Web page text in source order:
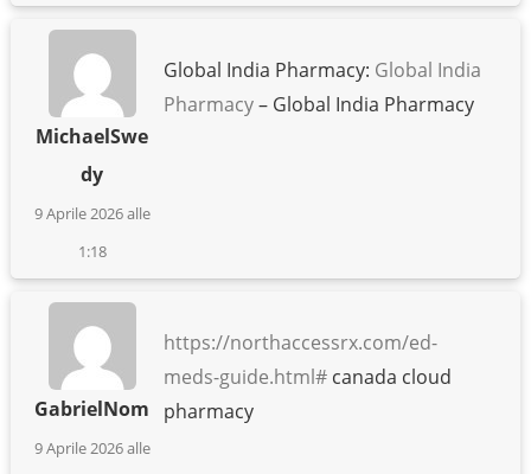
MichaelSwe
dy
9 Aprile 2026 alle
1:18
Global India Pharmacy: Global India
Pharmacy– Global India Pharmacy
GabrielNom
9 Aprile 2026 alle
https://northaccessrx.com/ed-
meds-guide.html#canada cloud
pharmacy